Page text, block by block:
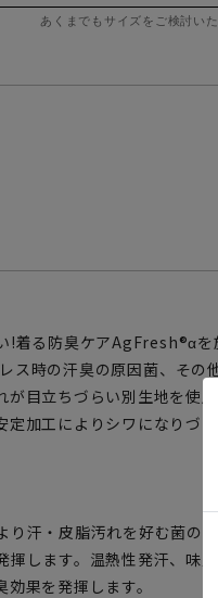
あくまでもサイズをご検討い
!着る防臭ケアAgFresh®α
ス時の汗臭の原因菌、その
目立ちづらい別生地を使用
定加工によりシワになりづ
り汗・皮脂汚れを好む菌の
揮します。温熱性発汗、味
果を発揮します。